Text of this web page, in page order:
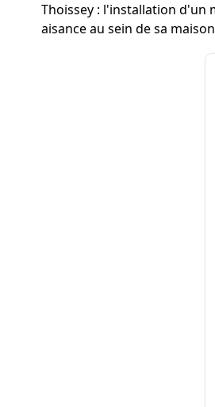
Thoissey : l'installation d'un
aisance au sein de sa